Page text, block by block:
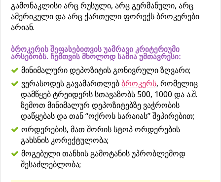
გამონაკლისი არც რუსული, არც გერმანული, არც
ამერიკული და არც ქართული ფორექს ბროკერები
არიან.
ბროკერის შეფასებითვის უამრავი კრიტერიუმი
არსებობს. ჩემთვის მხოლოდ სამია უმთავრესი:
მინიმალური დეპოზიტის გონივრული ზღვარი;
ვერასოდეს გავამართლებბროკერს, რომელიც
დამწყებ ტრეიდერს სთავაზობს 500, 1000 და ა.შ.
ზემოთ მინიმალურ დეპოზიტებზე ვაჭრობის
დაწყებას და თან “ოქროს სარაიას” შეპირებით;
ორდერების, მათ შორის სტოპ ორდერების
გახსნის კორექტულობა;
მოგებული თანხის გამოტანის უპრობლემოდ
შესაძლებლობა;